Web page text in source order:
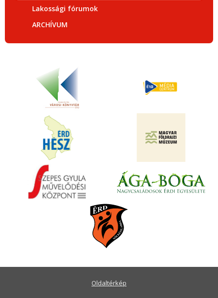
Lakossági fórumok
ARCHÍVUM
Oldaltérkép